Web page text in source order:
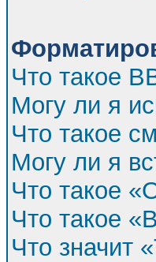
Что такое
Могу ли я
Что такое
Могу ли я
Что такое
Что такое
Что значит